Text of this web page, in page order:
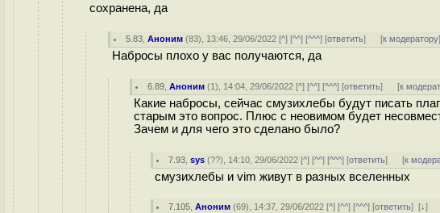
сохранена, да
5.83 ,Аноним (83), 13:46, 29/06/2022 [^] [^^] [^^^] [ответить] [к модератору]
Набросы плохо у вас получаются, да
6.89 ,Аноним (1), 14:04, 29/06/2022 [^] [^^] [^^^] [ответить] [к
Какие набросы, сейчас смузихлебы будут писать
старым это вопрос. Плюс с неовимом будет
Зачем и для чего это сделано было?
7.93 ,sys (??), 14:10, 29/06/2022 [^] [^^] [^^^] [ответить] [к
смузихлебы и vim живут в разных вселенных
7.105 ,Аноним (69), 14:37, 29/06/2022 [^] [^^] [^^^] [ответить][↓]